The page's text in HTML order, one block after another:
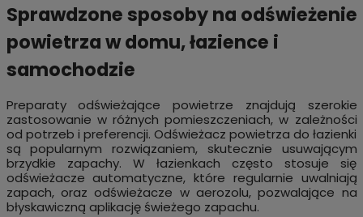
Sprawdzone sposoby na odświeżenie
powietrza w domu, łazience i
samochodzie
Preparaty odświeżające powietrze znajdują szerokie
zastosowanie w różnych pomieszczeniach, w zależności
od potrzeb i preferencji. Odświeżacz powietrza do łazienki
są popularnym rozwiązaniem, skutecznie usuwającym
brzydkie zapachy. W łazienkach często stosuje się
odświeżacze automatyczne, które regularnie uwalniają
zapach, oraz odświeżacze w aerozolu, pozwalające na
błyskawiczną aplikację świeżego zapachu.